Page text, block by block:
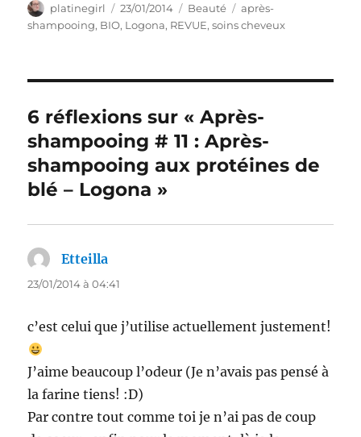
Auteur
platinegirl
Publié
le
23/01/2014 Catégories
Beauté Étiquettes
après-
shampooing, BIO, Logona, REVUE,soins cheveux
6 réflexions sur « Après-
shampooing # 11 : Après-
shampooing aux protéines de
blé – Logona »
Etteilla
23/01/2014 à 04:41
c’est celui que j’utilise actuellement justement!
J’aime beaucoup l’odeur (Je n’avais pas pensé à
la farine tiens! :D)
Par contre tout comme toi je n’ai pas de coup